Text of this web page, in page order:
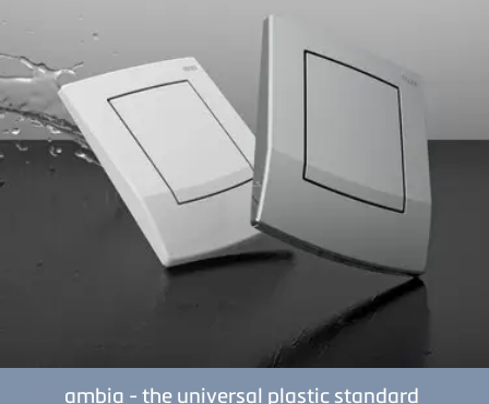
ambia - the universal plastic standard